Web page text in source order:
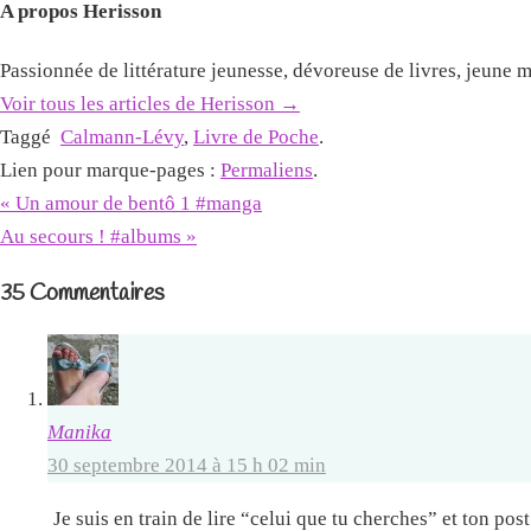
A propos Herisson
Passionnée de littérature jeunesse, dévoreuse de livres, jeune
Voir tous les articles de Herisson →
Taggé Calmann-Lévy, Livre de Poche.
Lien pour marque-pages : Permaliens.
« Un amour de bentô 1 #manga
Au secours ! #albums »
35 Commentaires
Manika
30 septembre 2014 à 15 h 02 min
Je suis en train de lire “celui que tu cherches” et ton